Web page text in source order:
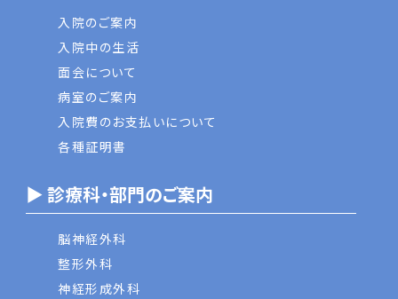
入院のご案内
入院中の生活
面会について
病室のご案内
入院費のお支払いについて
各種証明書
▶ 診療科・部門のご案内
脳神経外科
整形外科
神経形成外科